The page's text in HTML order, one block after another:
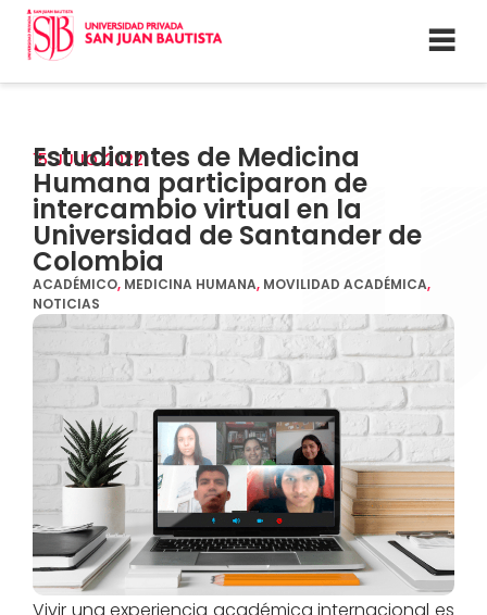
15 JULIO 2022
Estudiantes de Medicina
Humana participaron de
intercambio virtual en la
Universidad de Santander de
Colombia
ACADÉMICO, MEDICINA HUMANA, MOVILIDAD ACADÉMICA,
NOTICIAS